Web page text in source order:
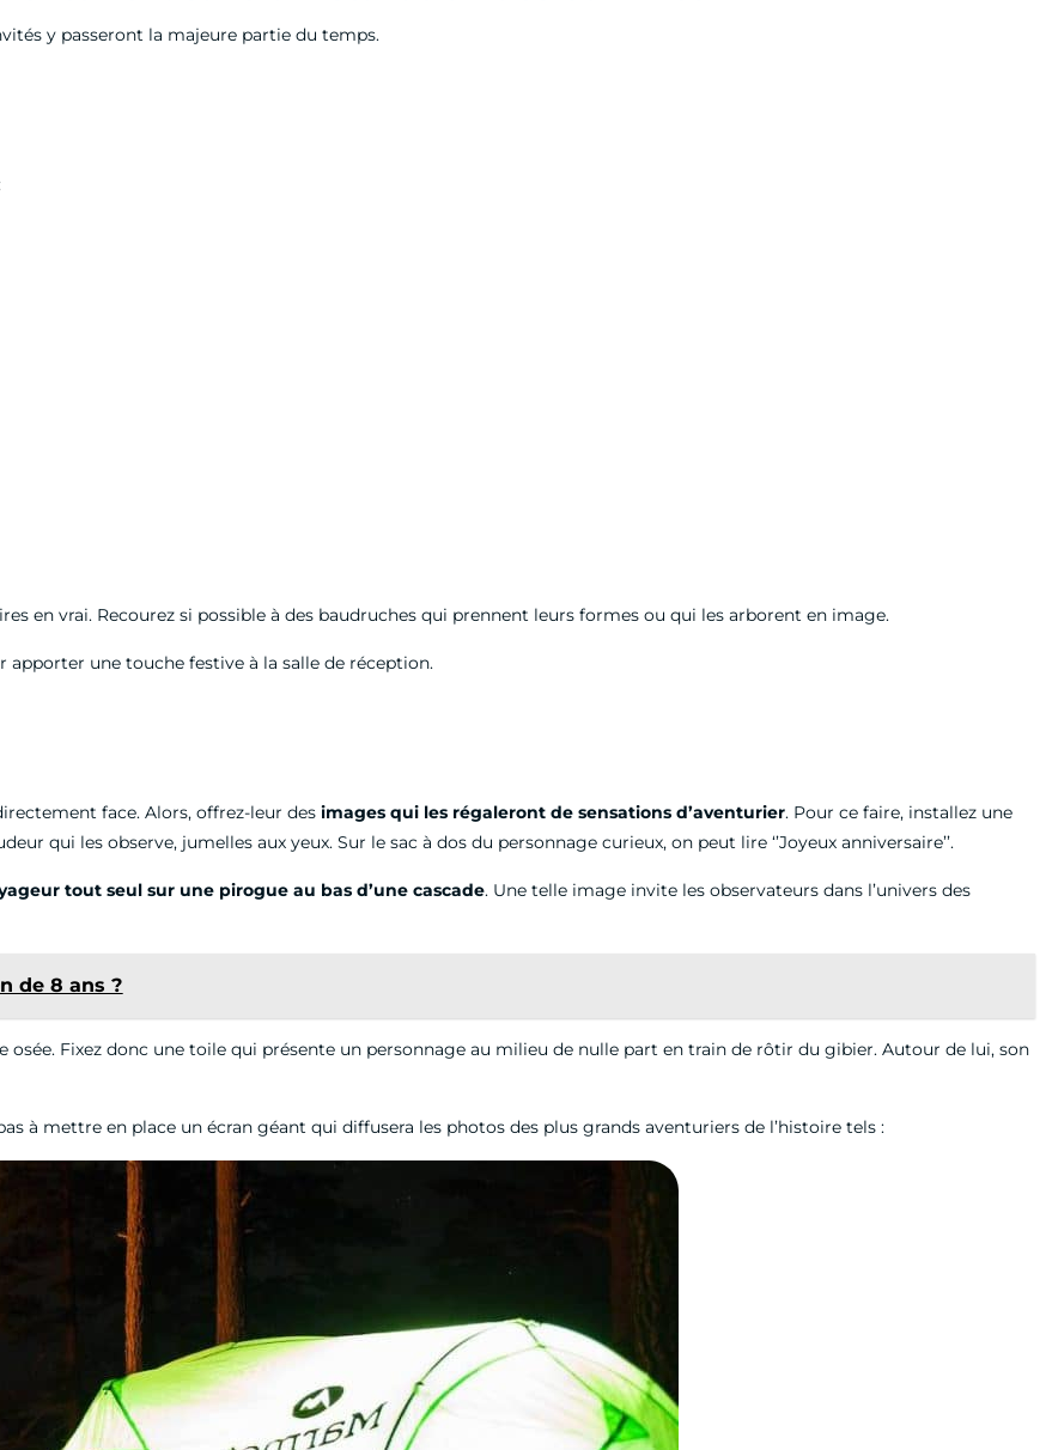
y passeront la majeure partie du temps.
en vrai. Recourez si possible à des baudruches qui prennent leurs formes ou qui les arborent en image.
une touche festive à la salle de réception.
face. Alors, offrez-leur desimages qui les régaleront de sensations d’aventurier. Pour ce faire, installez une
qui les observe, jumelles aux yeux. Sur le sac à dos du personnage curieux, on peut lire ‘’Joyeux anniversaire’’.
tout seul sur une pirogue au bas d’une cascade. Une telle image invite les observateurs dans l’univers des
de 8 ans ?
osée. Fixez donc une toile qui présente un personnage au milieu de nulle part en train de rôtir du gibier. Autour de lui, son
à mettre en place un écran géant qui diffusera les photos des plus grands aventuriers de l’histoire tels :